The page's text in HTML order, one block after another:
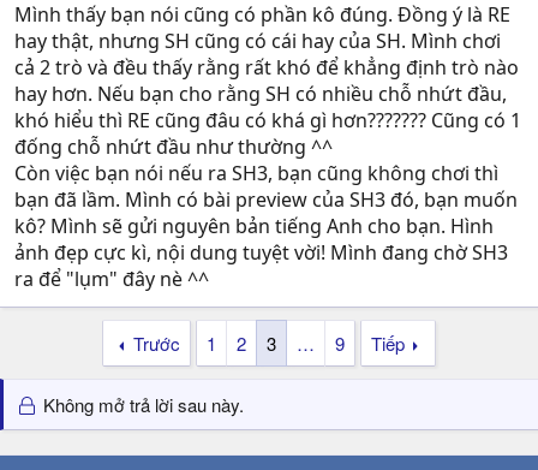
Hình ảnh thì tệ quá (chắc chơi giả lập trên PC nên mới thế
?), đi đâu cũng gặp sương mù hổng thấy gì hết , hổng
biết mình đi làm cái gì nữa. Màn hình cứ quay quay hoài
nhức đầu, các chi tiết thì không rõ nét.
Cốt truyện hay nhưng sao mình chẳng thấy mà lúc nào
cũng đi bắn chó bắn dơi, bắn hoài hổng hết, chết con này
xong thì lại có con khác làm nản lòng dễ sợ. SH có mấy
cảnh tối tối công nhận rùng rợn thiệt nhưng mấy con
quái vật tức cười quá, lùn lùn tròn tròn chả ra làm sao cả,
chẳng giống con gì thì đâu có gì mà sợ, bắn chết cứ kêu
ét ét, tệ quá. SH2 cũng chẳng hơn gì, quái vật gì đâu xấu
xí, đánh nó thêm phát chán. Trong phim ,quái vật thường
thường người ta phải chọn những cái gì gần gũi với mình
SH 1 &amp; 2 lấy ở đâu ra con gì hổng giống con gì,
Mình thấy bạn nói cũng có phần kô đúng. Đồng ý là RE
hay thật, nhưng SH cũng có cái hay của SH. Mình chơi
cả 2 trò và đều thấy rằng rất khó để khẳng định trò nào
hay hơn. Nếu bạn cho rằng SH có nhiều chỗ nhứt đầu,
khó hiểu thì RE cũng đâu có khá gì hơn??????? Cũng có 1
đống chỗ nhứt đầu như thường ^^
Còn việc bạn nói nếu ra SH3, bạn cũng không chơi thì
bạn đã lầm. Mình có bài preview của SH3 đó, bạn muốn
kô? Mình sẽ gửi nguyên bản tiếng Anh cho bạn. Hình
ảnh đẹp cực kì, nội dung tuyệt vời! Mình đang chờ SH3
ra để "lụm" đây nè ^^
Trước 1 2 3 … 9 Tiếp
Không mở trả lời sau này.